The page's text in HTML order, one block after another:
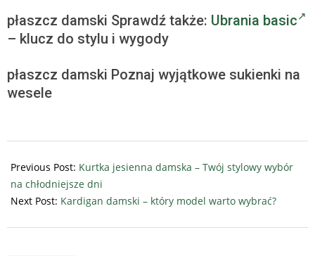
płaszcz damski Sprawdź także: Ubrania basic
– klucz do stylu i wygody
płaszcz damski Poznaj wyjątkowe sukienki na
wesele
10-
04
Previous Post: Kurtka jesienna damska – Twój stylowy wybór
na chłodniejsze dni
Next Post: Kardigan damski – który model warto wybrać?